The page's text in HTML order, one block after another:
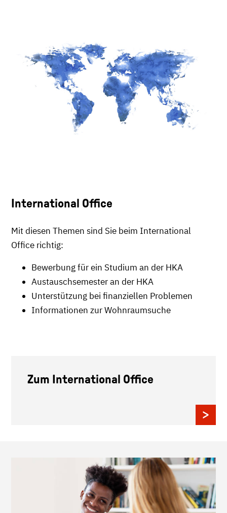
International Office
Mit diesen Themen sind Sie beim International
Office richtig:
Bewerbung für ein Studium an der HKA
Austauschsemester an der HKA
Unterstützung bei finanziellen Problemen
Informationen zur Wohnraumsuche
Zum International Office